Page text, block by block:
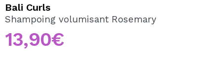
En créant un compte sur Maquibeauty.fr vous pourrez
effectuer vos achats rapidement, vérifier l'état de vos
commandes et consulter vos opérations précédentes.
Bali Curls
Shampoing volumisant Rosemary
13,90€